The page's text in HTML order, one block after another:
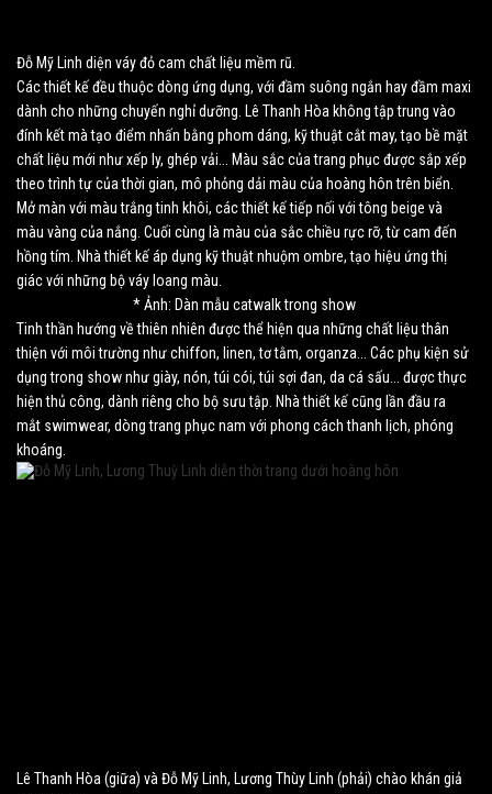
Đỗ Mỹ Linh diện váy đỏ cam chất liệu mềm rũ.
Các thiết kế đều thuộc dòng ứng dụng, với đầm suông ngắn hay đầm maxi
dành cho những chuyến nghỉ dưỡng. Lê Thanh Hòa không tập trung vào
đính kết mà tạo điểm nhấn bằng phom dáng, kỹ thuật cắt may, tạo bề mặt
chất liệu mới như xếp ly, ghép vải... Màu sắc của trang phục được sắp xếp
theo trình tự của thời gian, mô phỏng dải màu của hoàng hôn trên biển.
Mở màn với màu trắng tinh khôi, các thiết kế tiếp nối với tông beige và
màu vàng của nắng. Cuối cùng là màu của sắc chiều rực rỡ, từ cam đến
hồng tím. Nhà thiết kế áp dụng kỹ thuật nhuộm ombre, tạo hiệu ứng thị
giác với những bộ váy loang màu.
* Ảnh: Dàn mẫu catwalk trong show
Tinh thần hướng về thiên nhiên được thể hiện qua những chất liệu thân
thiện với môi trường như chiffon, linen, tơ tằm, organza... Các phụ kiện sử
dụng trong show như giày, nón, túi cói, túi sợi đan, da cá sấu... được thực
hiện thủ công, dành riêng cho bộ sưu tập. Nhà thiết kế cũng lần đầu ra
mắt swimwear, dòng trang phục nam với phong cách thanh lịch, phóng
khoáng.
Lê Thanh Hòa (giữa) và Đỗ Mỹ Linh, Lương Thùy Linh (phải) chào khán giả